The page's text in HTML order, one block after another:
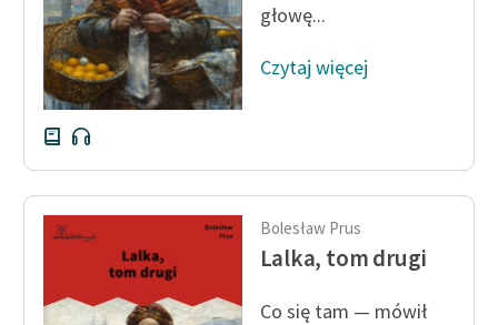
Deklaracja dostępności
głowę...
Czytaj więcej
Bolesław Prus
Lalka, tom drugi
Co się tam — mówił